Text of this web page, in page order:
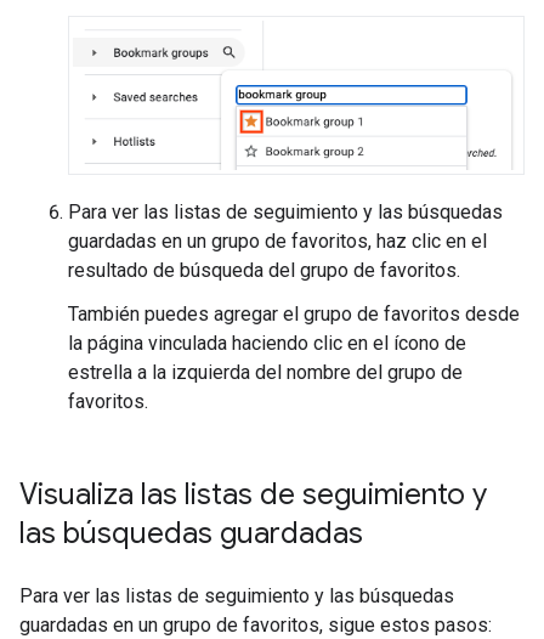
Para ver las listas de seguimiento y las búsquedas
guardadas en un grupo de favoritos, haz clic en el
resultado de búsqueda del grupo de favoritos.
También puedes agregar el grupo de favoritos desde
la página vinculada haciendo clic en el ícono de
estrella a la izquierda del nombre del grupo de
favoritos.
Visualiza las listas de seguimiento y
las búsquedas guardadas
Para ver las listas de seguimiento y las búsquedas
guardadas en un grupo de favoritos, sigue estos pasos: